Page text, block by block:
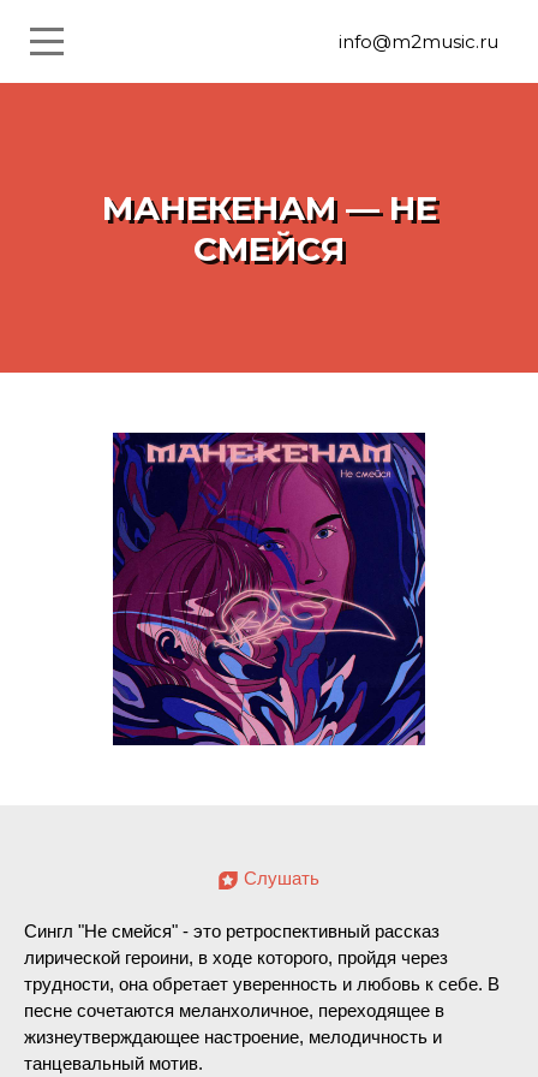
info@m2music.ru
МАНЕКЕНАМ — НЕ
СМЕЙСЯ
Слушать
Сингл "Не смейся" - это ретроспективный рассказ
лирической героини, в ходе которого, пройдя через
трудности, она обретает уверенность и любовь к себе. В
песне сочетаются меланхоличное, переходящее в
жизнеутверждающее настроение, мелодичность и
танцевальный мотив.